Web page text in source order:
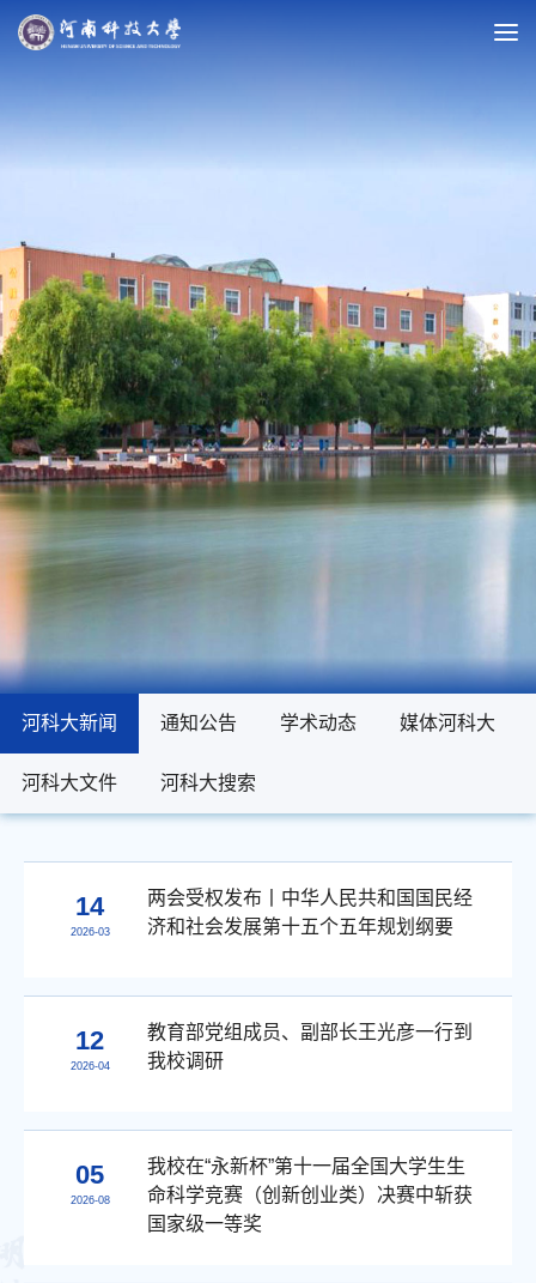
河科大新闻 通知公告 学术动态 媒体河科大
河科大文件 河科大搜索
河科大新闻 通知公告 学术动态 媒体河科大
河科大文件 河科大搜索
14
2026-03
两会受权发布丨中华人民共和国国民经
济和社会发展第十五个五年规划纲要
12
2026-04
教育部党组成员、副部长王光彦一行到
我校调研
05
2026-08
我校在“永新杯”第十一届全国大学生生
命科学竞赛（创新创业类）决赛中斩获
国家级一等奖